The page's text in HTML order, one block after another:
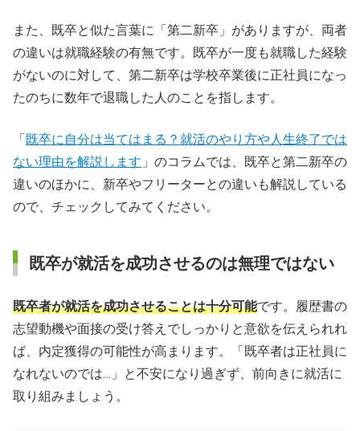
また、既卒と似た言葉に「第二新卒」がありますが、両者
の違いは就職経験の有無です。既卒が一度も就職した経験
がないのに対して、第二新卒は学校卒業後に正社員になっ
たのちに数年で退職した人のことを指します。
「 既卒に自分は当てはまる？就活のやり方や人生終了では
ない理由を解説します 」のコラムでは、既卒と第二新卒の
違いのほかに、新卒やフリーターとの違いも解説している
ので、チェックしてみてください。
既卒が就活を成功させるのは無理ではない
既卒者が就活を成功させることは十分可能です。履歴書の
志望動機や面接の受け答えでしっかりと意欲を伝えられれ
ば、内定獲得の可能性が高まります。「既卒者は正社員に
なれないのでは…」と不安になり過ぎず、前向きに就活に
取り組みましょう。